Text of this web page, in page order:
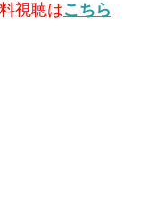
視聴はこちら